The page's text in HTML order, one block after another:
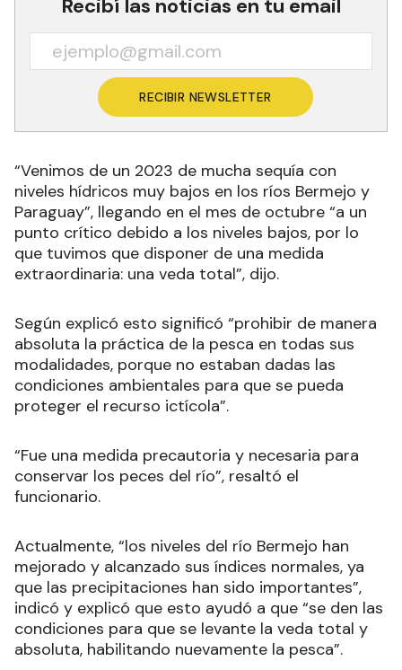
Recibí las noticias en tu email
RECIBIR NEWSLETTER
“Venimos de un 2023 de mucha sequía con
niveles hídricos muy bajos en los ríos Bermejo y
Paraguay”, llegando en el mes de octubre “a un
punto crítico debido a los niveles bajos, por lo
que tuvimos que disponer de una medida
extraordinaria: una veda total”, dijo.
Según explicó esto significó “prohibir de manera
absoluta la práctica de la pesca en todas sus
modalidades, porque no estaban dadas las
condiciones ambientales para que se pueda
proteger el recurso ictícola”.
“Fue una medida precautoria y necesaria para
conservar los peces del río”, resaltó el
funcionario.
Actualmente, “los niveles del río Bermejo han
mejorado y alcanzado sus índices normales, ya
que las precipitaciones han sido importantes”,
indicó y explicó que esto ayudó a que “se den las
condiciones para que se levante la veda total y
absoluta, habilitando nuevamente la pesca”.